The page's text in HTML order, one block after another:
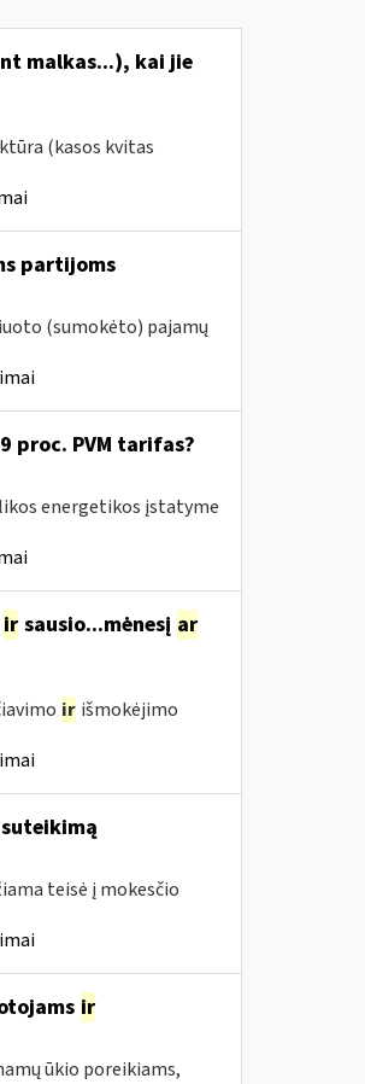
malkas...), kai jie
(kasos kvitas
partijoms
(sumokėto) pajamų
proc. PVM tarifas?
energetikos įstatyme
irsausio...mėnesį ar
ir išmokėjimo
teisė į mokesčio
ir
ūkio poreikiams,